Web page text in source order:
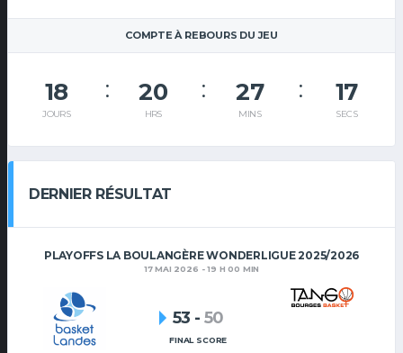
COMPTE À REBOURS DU JEU
18
JOURS
20
HRS
27
MINS
17
SECS
DERNIER RÉSULTAT
PLAYOFFS LA BOULANGÈRE WONDERLIGUE 2025/2026
17 MAI 2026 - 19 H 00 MIN
53 - 50
FINAL SCORE